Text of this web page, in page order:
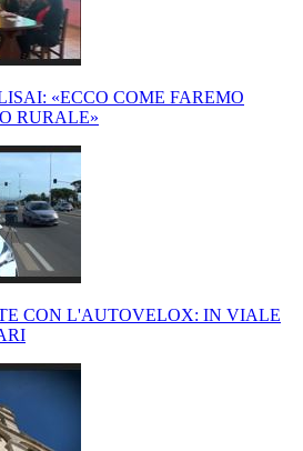
«ECCO COME FAREMO
RURALE»
CON L'AUTOVELOX: IN VIALE